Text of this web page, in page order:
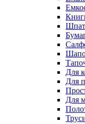
Для
Для
Для